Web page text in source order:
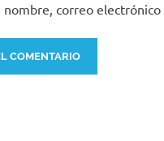
nombre, correo